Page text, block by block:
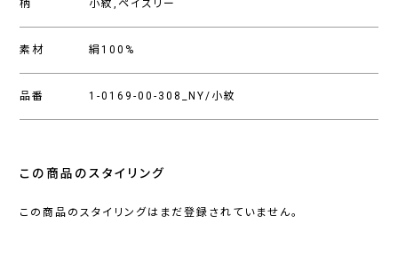
柄 小紋,ペイズリー
素材 絹100%
品番 1-0169-00-308_NY/小紋
この商品のスタイリング
この商品のスタイリングはまだ登録されていません。